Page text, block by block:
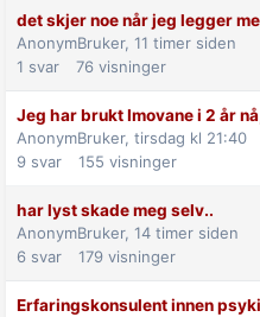
det skjer noe når jeg legger
AnonymBruker, 11 timer siden
1 svar 76 visninger
Jeg har brukt Imovane i 2 år
AnonymBruker, tirsdag kl 21:40
9 svar 155 visninger
har lyst skade meg selv..
AnonymBruker, 14 timer siden
6 svar 179 visninger
Erfaringskonsulent innen